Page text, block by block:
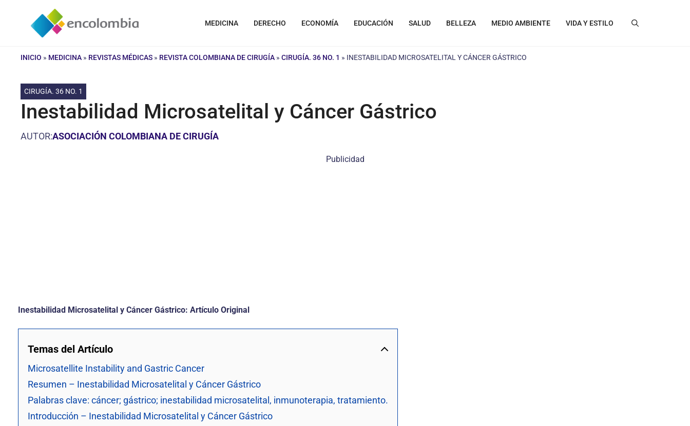
contenido
MEDICINA DERECHO ECONOMÍA EDUCACIÓN SALUD BELLEZA MEDIO AMBIENTE VIDA Y ESTILO
INICIO » MEDICINA » REVISTAS MÉDICAS » REVISTA COLOMBIANA DE CIRUGÍA » CIRUGÍA. 36 NO. 1 » INESTABILIDAD MICROSATELITAL Y CÁNCER GÁSTRICO
CIRUGÍA. 36 NO. 1
Inestabilidad Microsatelital y Cáncer Gástrico
AUTOR:ASOCIACIÓN COLOMBIANA DE CIRUGÍA
Publicidad
Inestabilidad Microsatelital y Cáncer Gástrico: Artículo Original
Temas del Artículo
Microsatellite Instability and Gastric Cancer
Resumen – Inestabilidad Microsatelital y Cáncer Gástrico
Palabras clave: cáncer; gástrico; inestabilidad microsatelital, inmunoterapia, tratamiento.
Introducción – Inestabilidad Microsatelital y Cáncer Gástrico